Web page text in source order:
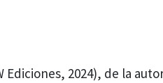
Ediciones, 2024), de la